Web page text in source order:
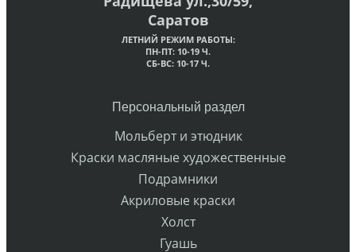
Саратов
ЛЕТНИЙ РЕЖИМ РАБОТЫ:
ПН-ПТ: 10-19 Ч.
СБ-ВС: 10-17 Ч.
Персональный раздел
Мольберт и этюдник
Краски масляные художественные
Подрамники
Акриловые краски
Холст
Гуашь